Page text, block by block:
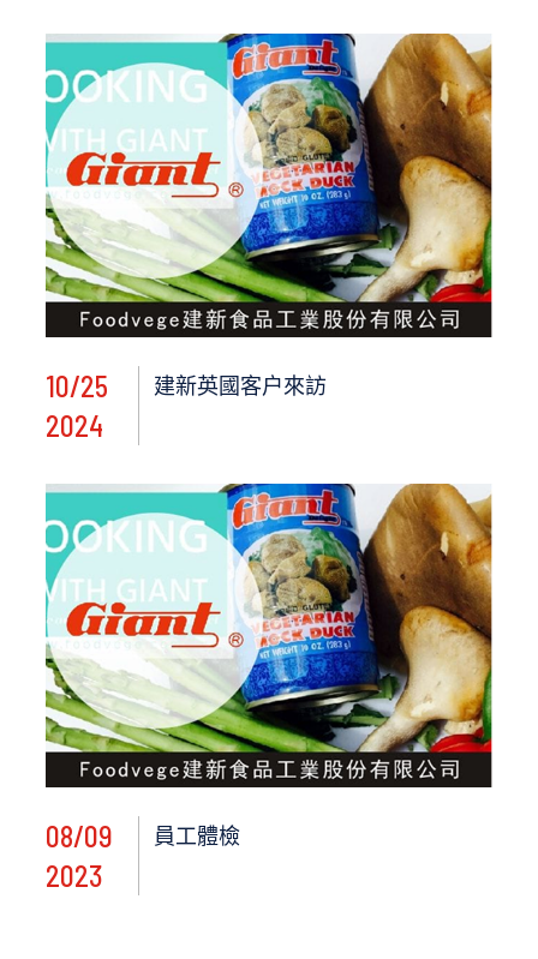
10/25
2024
建新英國客户來訪
08/09
2023
員工體檢